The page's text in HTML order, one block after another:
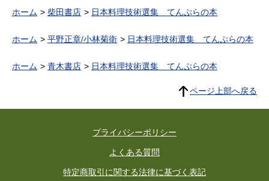
ホーム 柴田書店 日本料理技術選集 てんぷらの本
ホーム 平野正章/小林菊衛 日本料理技術選集 てんぷらの本
ホーム 青木書店 日本料理技術選集 てんぷらの本
ページ上部へ戻る
プライバシーポリシー
よくある質問
特定商取引に関する法律に基づく表記